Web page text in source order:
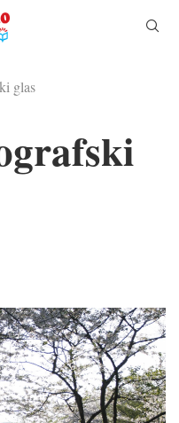
glas